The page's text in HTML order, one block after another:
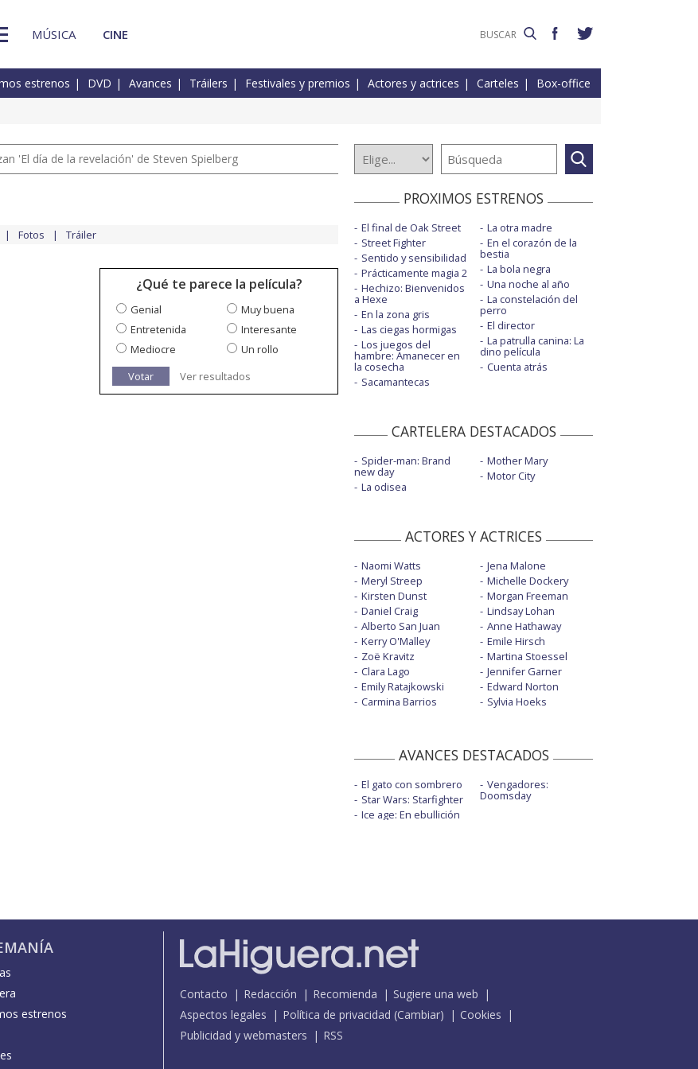
MÚSICA CINE
estrenos DVD Avances Tráilers Festivales y premios Actores y actrices Carteles Box-office
'El día de la revelación' de Steven Spielberg
Fotos Tráiler
¿Qué te parece la película?
Genial
Muy buena
Entretenida
Interesante
Mediocre
Un rollo
Votar
Ver resultados
PROXIMOS ESTRENOS
El final de Oak Street
Street Fighter
Sentido y sensibilidad
Prácticamente magia 2
Hechizo: Bienvenidos
a Hexe
En la zona gris
Las ciegas hormigas
Los juegos del
hambre: Amanecer en
la cosecha
Sacamantecas
La otra madre
En el corazón de la
bestia
La bola negra
Una noche al año
La constelación del
perro
El director
La patrulla canina: La
dino película
Cuenta atrás
CARTELERA DESTACADOS
Spider-man: Brand
new day
La odisea
Mother Mary
Motor City
ACTORES Y ACTRICES
Naomi Watts
Meryl Streep
Kirsten Dunst
Daniel Craig
Alberto San Juan
Kerry O'Malley
Zoë Kravitz
Clara Lago
Emily Ratajkowski
Carmina Barrios
Jena Malone
Michelle Dockery
Morgan Freeman
Lindsay Lohan
Anne Hathaway
Emile Hirsch
Martina Stoessel
Jennifer Garner
Edward Norton
Sylvia Hoeks
AVANCES DESTACADOS
El gato con sombrero
Star Wars: Starfighter
Ice age: En ebullición
Vengadores:
Doomsday
estrenos
Contacto Redacción Recomienda
Sugiere una web
Aspectos legales
Política de privacidad (Cambiar)
Cookies
Publicidad y webmasters
RSS